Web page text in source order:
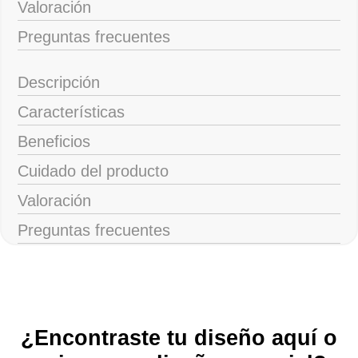
Valoración
Preguntas frecuentes
Descripción
Características
Beneficios
Cuidado del producto
Valoración
Preguntas frecuentes
¿Encontraste tu diseño aquí o